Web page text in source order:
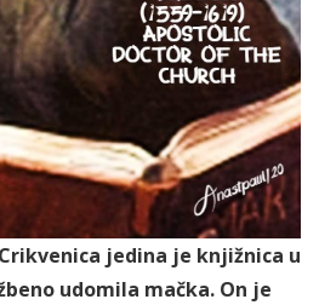
jedina je knjižnica u
udomila mačka. On je